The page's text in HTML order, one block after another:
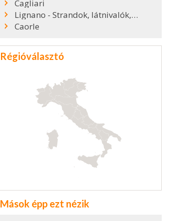
Cagliari
Lignano - Strandok, látnivalók, kirándulóhelyek
Caorle
Régióválasztó
Mások épp ezt nézik